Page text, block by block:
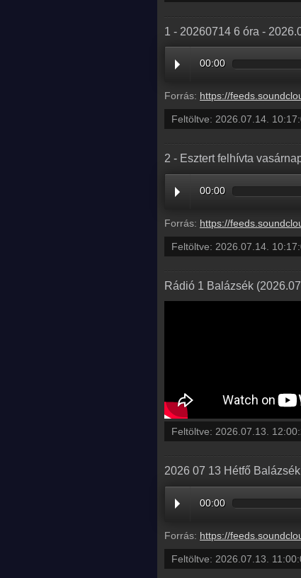
1 - 20260714 6 óra -
00:00
Forrás: https://feeds.soundcloud.com/stream/
Feltöltve: 2026.07.14.
2 - Esztert felhívta
00:00
Forrás: https://feeds.soundcloud.com/stream/2360353475-balazsek-2-esztert-felhivta-
Feltöltve: 2026.07.14.
Rádió 1 Balázsék
Feltöltve: 2026.07.13.
2026 07 13 Hétfő
00:00
Forrás: https://feeds.soundcloud.com/stream/2359590674-
Feltöltve: 2026.07.13.